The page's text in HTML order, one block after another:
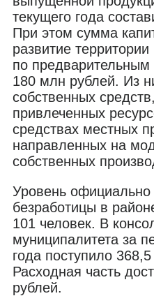
текущего года
При этом сумма
развитие
по
180 млн рублей. Из
собственных
привлеченных
средствах местных
направленных на
собственных
Уровень официально
безработицы в
101 человек. В
муниципалитета за
года поступило
Расходная часть
рублей.